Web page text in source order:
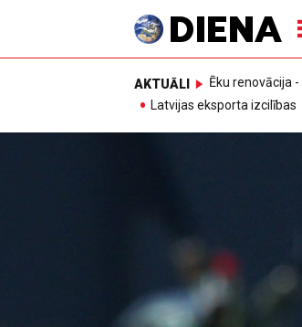
AKTUĀLI Ēku renovācija -
Latvijas eksporta izcilības